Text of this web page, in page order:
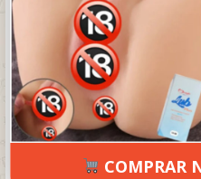
NAMORO
3.8/5 (19
SETEMBRO 18, 2024
COMPRAR